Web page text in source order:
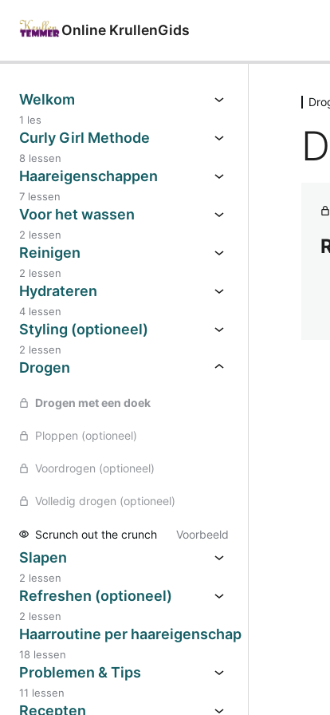
Online KrullenGids
Welkom
1 les
Curly Girl Methode
8 lessen
Haareigenschappen
7 lessen
Voor het wassen
2 lessen
Reinigen
2 lessen
Hydrateren
4 lessen
Styling (optioneel)
2 lessen
Drogen
Drogen met een doek
Ploppen (optioneel)
Voordrogen (optioneel)
Volledig drogen (optioneel)
Scrunch out the crunch Voorbeeld
Slapen
2 lessen
Refreshen (optioneel)
2 lessen
Haarroutine per haareigenschap
18 lessen
Problemen & Tips
11 lessen
Recepten